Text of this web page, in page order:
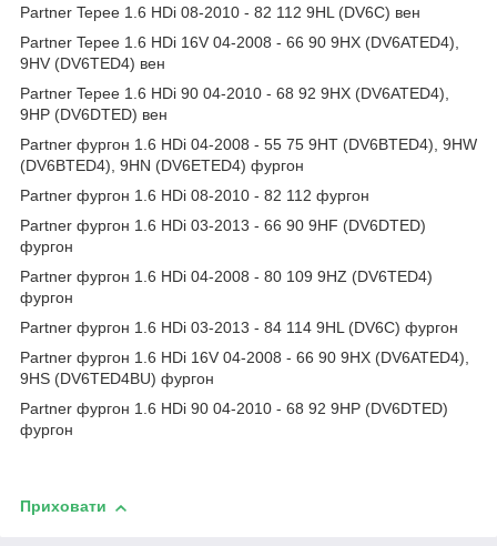
Partner Tepee 1.6 HDi 08-2010 - 82 112 9HL (DV6C) вен
Partner Tepee 1.6 HDi 16V 04-2008 - 66 90 9HX (DV6ATED4),
9HV (DV6TED4) вен
Partner Tepee 1.6 HDi 90 04-2010 - 68 92 9HX (DV6ATED4),
9HP (DV6DTED) вен
Partner фургон 1.6 HDi 04-2008 - 55 75 9HT (DV6BTED4), 9HW
(DV6BTED4), 9HN (DV6ETED4) фургон
Partner фургон 1.6 HDi 08-2010 - 82 112 фургон
Partner фургон 1.6 HDi 03-2013 - 66 90 9HF (DV6DTED)
фургон
Partner фургон 1.6 HDi 04-2008 - 80 109 9HZ (DV6TED4)
фургон
Partner фургон 1.6 HDi 03-2013 - 84 114 9HL (DV6C) фургон
Partner фургон 1.6 HDi 16V 04-2008 - 66 90 9HX (DV6ATED4),
9HS (DV6TED4BU) фургон
Partner фургон 1.6 HDi 90 04-2010 - 68 92 9HP (DV6DTED)
фургон
Приховати